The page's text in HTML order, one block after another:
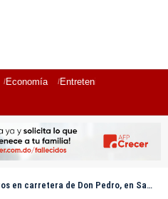
Economía Entretenimiento
carretera de Don Pedro, en Santiago